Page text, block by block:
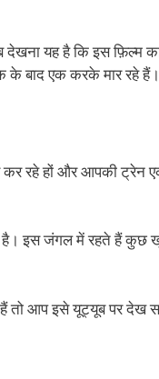
देखना यह है कि इस
के बाद एक करके मार रहे हैं।
रहे हों और आपकी ट्रेन
है। इस जंगल में रहते हैं
आप इसे यूट्यूब पर देख